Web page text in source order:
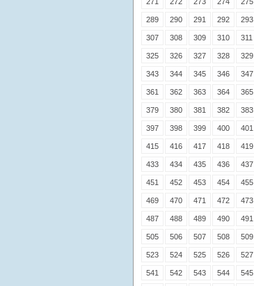
289 290 291 292 293
307 308 309 310 311
325 326 327 328 329
343 344 345 346 347
361 362 363 364 365
379 380 381 382 383
397 398 399 400 401
415 416 417 418 419
433 434 435 436 437
451 452 453 454 455
469 470 471 472 473
487 488 489 490 491
505 506 507 508 509
523 524 525 526 527
541 542 543 544 545